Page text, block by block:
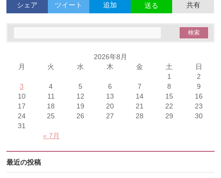
シェア ツイート 追加 送る 共有
2026年8月
月
火 水 木 金 土 日
« 7月
1
2
3
4 5 6 7 8
9
10
11 12 13 14 15
16
17
18 19 20 21 22
23
24
25 26 27 28 29
30
31
最近の投稿